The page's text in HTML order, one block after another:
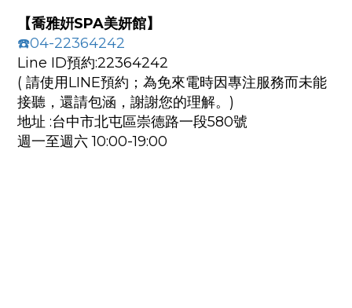
【喬雅姸SPA美妍館】
☎️04-22364242
Line ID預約:22364242
( 請使用LINE預約；為免來電時因專注服務而未能
接聽，還請包涵，謝謝您的理解。)
地址 :台中市北屯區崇德路一段580號
週一至週六 10:00-19:00